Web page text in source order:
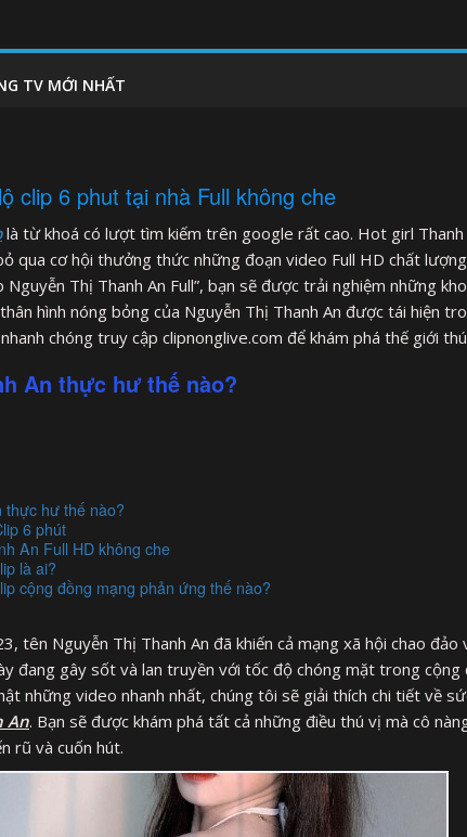
TV MỚI NHẤT
clip 6 phut tại nhà Full không che
là từ khoá có lượt tìm kiếm trên google rất cao. Hot girl
qua cơ hội thưởng thức những đoạn video Full HD chất
Thị Thanh An Full”, bạn sẽ được trải nghiệm những
hình nóng bỏng của Nguyễn Thị Thanh An được tái hiện
chóng truy cập clipnonglive.com để khám phá thế giới
An thực hư thế nào?
thực hư thế nào?
6 phút
An Full HD không che
là ai?
cộng đồng mạng phản ứng thế nào?
tên Nguyễn Thị Thanh An đã khiến cả mạng xã hội chao đảo
đang gây sốt và lan truyền với tốc độ chóng mặt trong cộng
những video nhanh nhất, chúng tôi sẽ giải thích chi tiết về
An. Bạn sẽ được khám phá tất cả những điều thú vị mà cô
rũ và cuốn hút.